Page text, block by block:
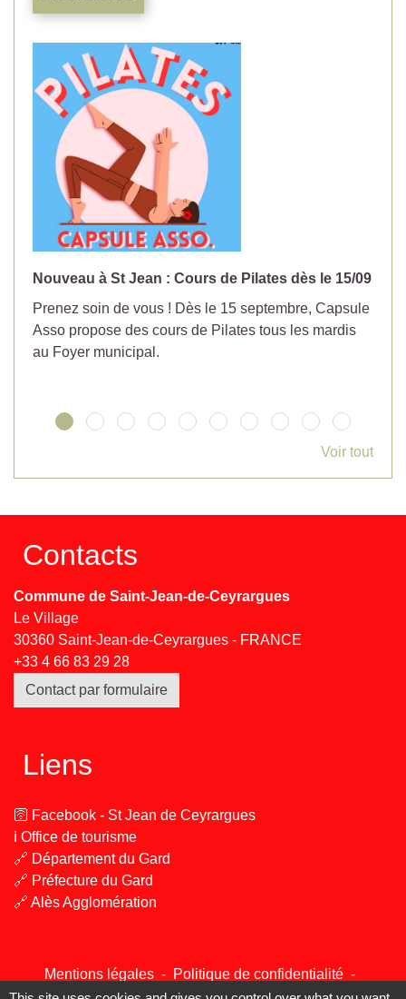
Nouveau à St Jean : Cours de Pilates dès le 15/09
Prenez soin de vous ! Dès le 15 septembre, Capsule
Asso propose des cours de Pilates tous les mardis
au Foyer municipal.
Voir tout
Contacts
Commune de Saint-Jean-de-Ceyrargues
Le Village
30360 Saint-Jean-de-Ceyrargues - FRANCE
+33 4 66 83 29 28
Contact par formulaire
Liens
🛜 Facebook - St Jean de Ceyrargues
ℹ️ Office de tourisme
🔗 Département du Gard
🔗 Préfecture du Gard
🔗 Alès Agglomération
Mentions légales - Politique de confidentialité -
Accessibilité - Plan du site - Gestion des cookies